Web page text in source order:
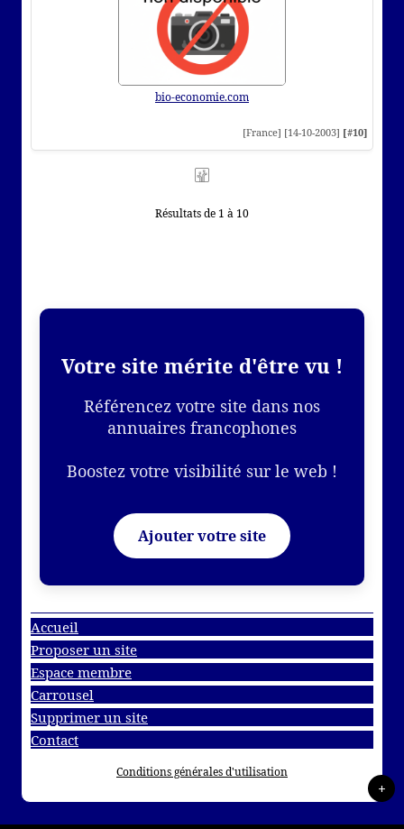
bio-economie.com
[France] [14-10-2003] [#10]
Résultats de 1 à 10
Votre site mérite d'être vu !
Référencez votre site dans nos
annuaires francophones
Boostez votre visibilité sur le web !
Ajouter votre site
Accueil
Proposer un site
Espace membre
Carrousel
Supprimer un site
Contact
Conditions générales d'utilisation
+